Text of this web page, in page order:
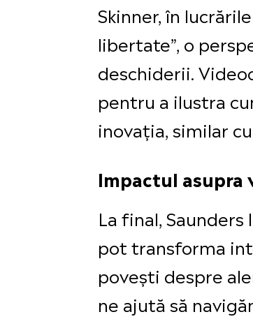
Skinner, în
libertate”, o
deschiderii.
pentru a ilustra
inovația, similar
Impactul asupra
La final,
pot transforma
povești despre
ne ajută să